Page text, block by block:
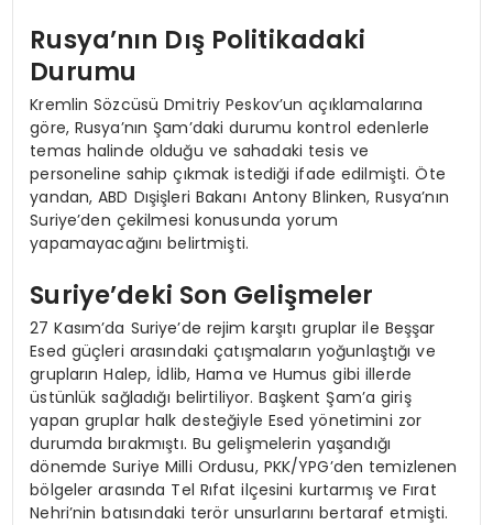
Rusya’nın Dış Politikadaki
Durumu
Kremlin Sözcüsü Dmitriy Peskov’un açıklamalarına
göre, Rusya’nın Şam’daki durumu kontrol edenlerle
temas halinde olduğu ve sahadaki tesis ve
personeline sahip çıkmak istediği ifade edilmişti. Öte
yandan, ABD Dışişleri Bakanı Antony Blinken, Rusya’nın
Suriye’den çekilmesi konusunda yorum
yapamayacağını belirtmişti.
Suriye’deki Son Gelişmeler
27 Kasım’da Suriye’de rejim karşıtı gruplar ile Beşşar
Esed güçleri arasındaki çatışmaların yoğunlaştığı ve
grupların Halep, İdlib, Hama ve Humus gibi illerde
üstünlük sağladığı belirtiliyor. Başkent Şam’a giriş
yapan gruplar halk desteğiyle Esed yönetimini zor
durumda bırakmıştı. Bu gelişmelerin yaşandığı
dönemde Suriye Milli Ordusu, PKK/YPG’den temizlenen
bölgeler arasında Tel Rıfat ilçesini kurtarmış ve Fırat
Nehri’nin batısındaki terör unsurlarını bertaraf etmişti.